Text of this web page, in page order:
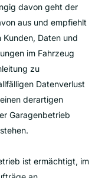
davon geht der
aus und empfiehlt
Daten und
im Fahrzeug
zu
Datenverlust
derartigen
Garagenbetrieb
ist ermächtigt, im